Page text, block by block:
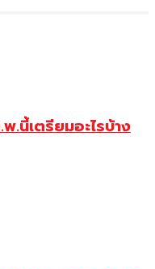
.นี้เตรียมอะไรบ้าง